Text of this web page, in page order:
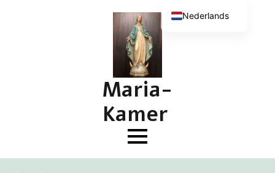
Maria-
Kamer
Nederlands